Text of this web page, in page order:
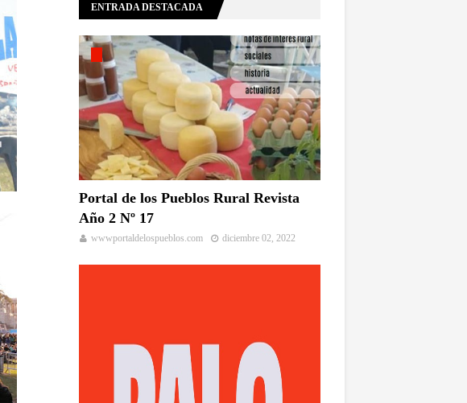
ENTRADA DESTACADA
Portal de los Pueblos Rural Revista
Año 2 Nº 17
wwwportaldelospueblos.com diciembre 02, 2022